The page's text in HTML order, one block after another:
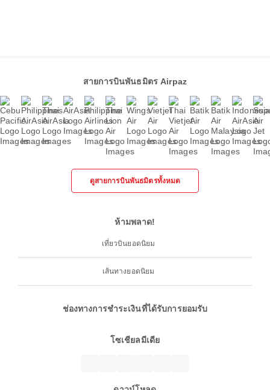
สายการบินพันธมิตร Airpaz
ดูสายการบินพันธมิตรทั้งหมด
ห้ามพลาด!
เที่ยวบินยอดนิยม
เส้นทางยอดนิยม
ช่องทางการชำระเงินที่ได้รับการยอมรับ
โซเชียลมีเดีย